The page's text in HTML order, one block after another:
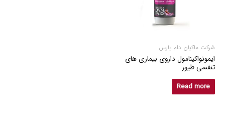
شرکت ماکیان دام پارس
ایمونواکینامول داروی بیماری های
تنفسی طیور
Read more